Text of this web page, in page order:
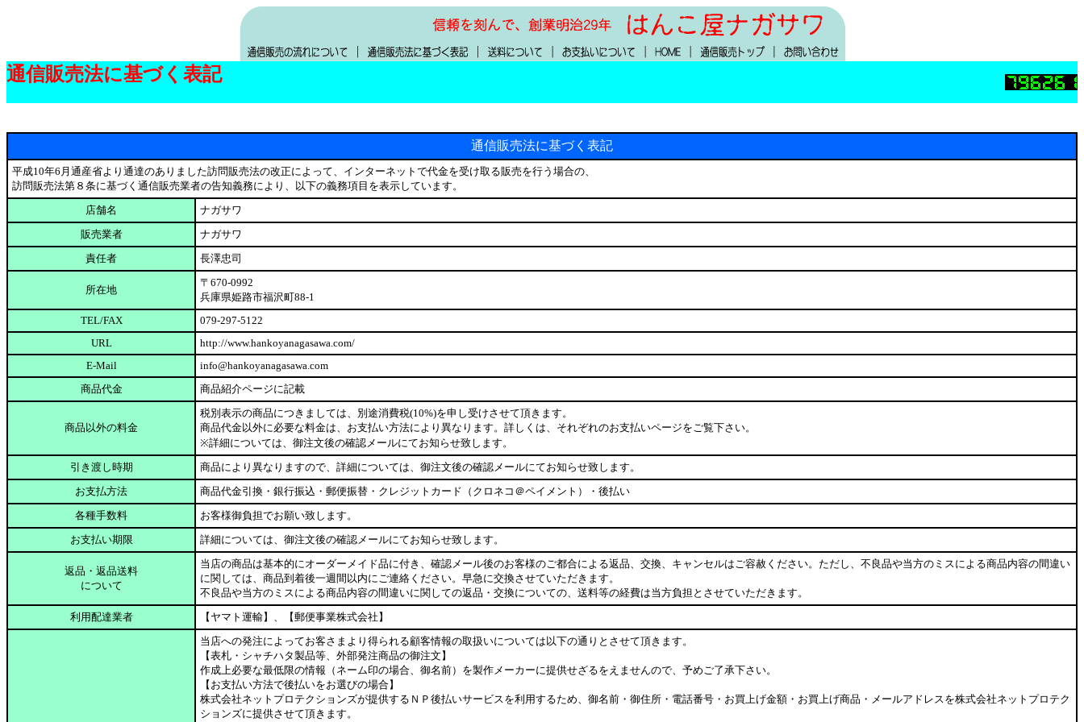
通信販売法に基づく表記
通信販売法に基づく表記
平成10年6月通産省より通達のありました訪問販売法の改正によって、インターネットで代金を受け取る販売を行う場合の、
訪問販売法第８条に基づく通信販売業者の告知義務により、以下の義務項目を表示しています。
店舗名
ナガサワ
販売業者
ナガサワ
責任者
長澤忠司
所在地
〒670-0992
兵庫県姫路市福沢町88-1
TEL/FAX
079-297-5122
URL
http://www.hankoyanagasawa.com/
E-Mail
info@hankoyanagasawa.com
商品代金
商品紹介ページに記載
商品以外の料金
税別表示の商品につきましては、別途消費税(10%)を申し受けさせて頂きます。
商品代金以外に必要な料金は、お支払い方法により異なります。詳しくは、それぞれのお支払いページをご覧下さい。
※詳細については、御注文後の確認メールにてお知らせ致します。
引き渡し時期
商品により異なりますので、詳細については、御注文後の確認メールにてお知らせ致します。
お支払方法
商品代金引換・銀行振込・郵便振替・クレジットカード（クロネコ＠ペイメント）・後払い
各種手数料
お客様御負担でお願い致します。
お支払い期限
詳細については、御注文後の確認メールにてお知らせ致します。
返品・返品送料
について
当店の商品は基本的にオーダーメイド品に付き、確認メール後のお客様のご都合による返品、交換、キャンセルはご容赦ください。ただし、不良品や当方のミスによる商品内容の間違い
に関しては、商品到着後一週間以内にご連絡ください。早急に交換させていただきます。
不良品や当方のミスによる商品内容の間違いに関しての返品・交換についての、送料等の経費は当方負担とさせていただきます。
利用配達業者
【ヤマト運輸】、【郵便事業株式会社】
当店への発注によってお客さまより得られる顧客情報の取扱いについては以下の通りとさせて頂きます。
【表札・シャチハタ製品等、外部発注商品の御注文】
作成上必要な最低限の情報（ネーム印の場合、御名前）を製作メーカーに提供せざるをえませんので、予めご了承下さい。
【お支払い方法で後払いをお選びの場合】
株式会社ネットプロテクションズが提供するＮＰ後払いサービスを利用するため、御名前・御住所・電話番号・お買上げ金額・お買上げ商品・メールアドレスを株式会社ネットプロテク
ションズに提供させて頂きます。